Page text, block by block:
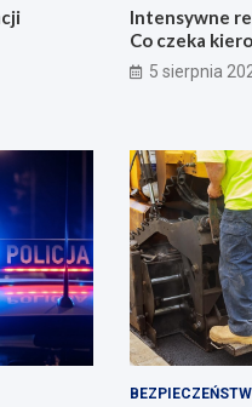
Intensywne
Co czeka
5 sierpnia